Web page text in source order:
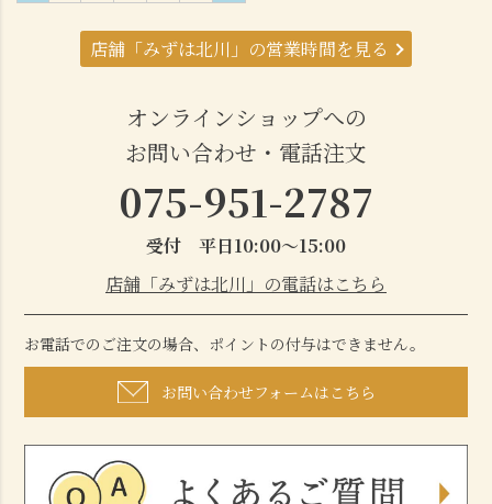
店舗「みずは北川」の営業時間を見る
オンラインショップへの
お問い合わせ・電話注文
075-951-2787
受付 平日10:00～15:00
店舗「みずは北川」の電話はこちら
お電話でのご注文の場合、ポイントの付与はできません。
お問い合わせフォームはこちら